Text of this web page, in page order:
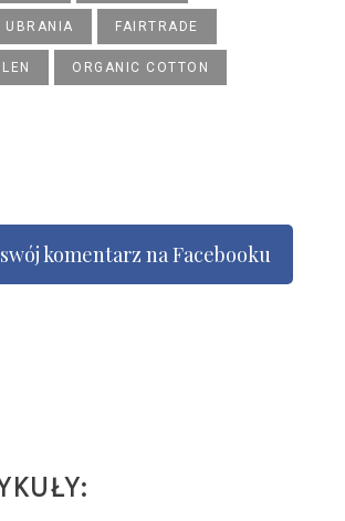
UBRANIA FAIRTRADE
LEN ORGANIC COTTON
komentarz na Facebooku